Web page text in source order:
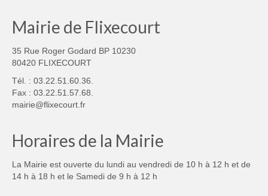
Mairie de Flixecourt
35 Rue Roger Godard BP 10230
80420 FLIXECOURT
Tél. : 03.22.51.60.36.
Fax : 03.22.51.57.68.
mairie@flixecourt.fr
Horaires de la Mairie
La Mairie est ouverte du lundi au vendredi de 10 h à 12 h et de
14 h à 18 h et le Samedi de 9 h à 12 h